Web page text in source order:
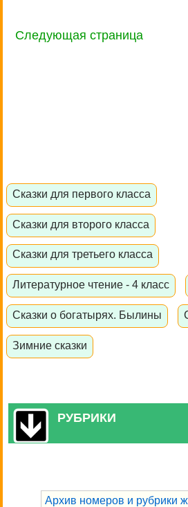
Следующая страница
Сказки для первого класса
Сказки для второго класса
Сказки для третьего класса
Литературное чтение - 4 класс
Сказки о богатырях. Былины
Зимние сказки
РУБРИКИ
Архив номеров и рубрики